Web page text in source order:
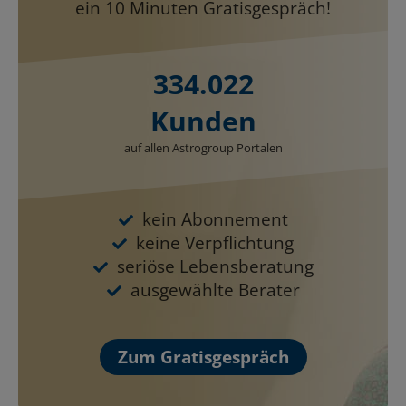
ein 10 Minuten Gratisgespräch!
334.022
Kunden
auf allen Astrogroup Portalen
kein Abonnement
keine Verpflichtung
seriöse Lebensberatung
ausgewählte Berater
Zum Gratisgespräch